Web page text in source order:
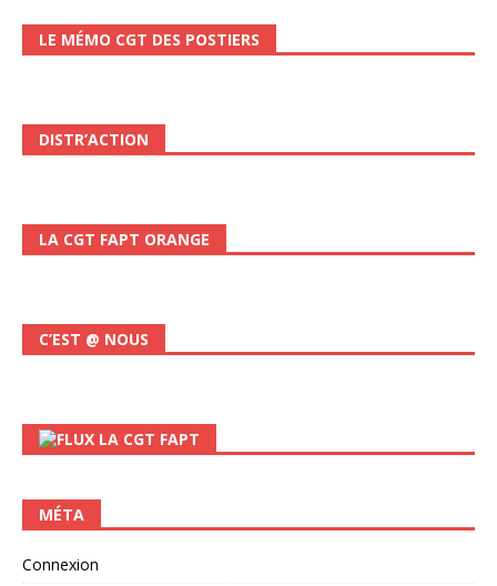
LE MÉMO CGT DES POSTIERS
DISTR’ACTION
LA CGT FAPT ORANGE
C’EST @ NOUS
LA CGT FAPT
MÉTA
Connexion